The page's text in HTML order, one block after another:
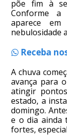
põe fim à
Conforme a
aparece
nebulosidade
Receba
A chuva
avança para
atingir
estado, a
domingo.
e o dia ainda
fortes,